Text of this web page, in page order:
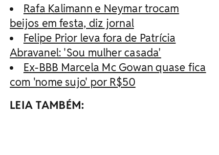
Rafa Kalimann e Neymar trocam
beijos em festa, diz jornal
Felipe Prior leva fora de Patrícia
Abravanel: 'Sou mulher casada'
Ex-BBB Marcela Mc Gowan quase fica
com 'nome sujo' por R$50
LEIA TAMBÉM: